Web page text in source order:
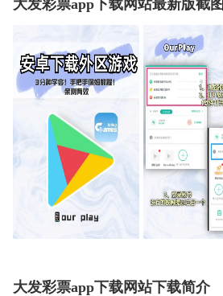
大发彩票app下载网站最新版截图
大发彩票app下载网站下载简介